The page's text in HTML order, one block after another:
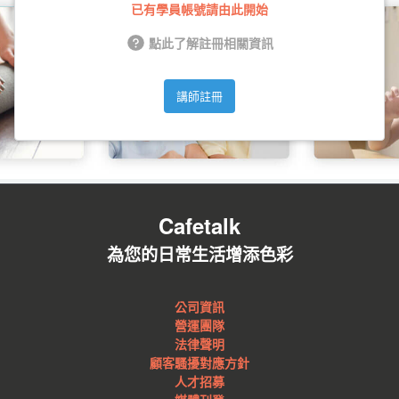
已有學員帳號請由此開始
點此了解註冊相關資訊
講師註冊
Cafetalk
為您的日常生活增添色彩
公司資訊
營運團隊
法律聲明
顧客騷擾對應方針
人才招募